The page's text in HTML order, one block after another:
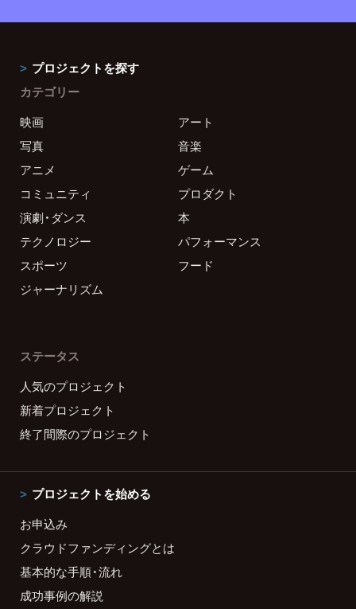
プロジェクトを探す
カテゴリー
映画
アート
写真
音楽
アニメ
ゲーム
コミュニティ
プロダクト
演劇・ダンス
本
テクノロジー
パフォーマンス
スポーツ
フード
ジャーナリズム
ステータス
人気のプロジェクト
新着プロジェクト
終了間際のプロジェクト
プロジェクトを始める
お申込み
クラウドファンディングとは
基本的な手順・流れ
成功事例の解説